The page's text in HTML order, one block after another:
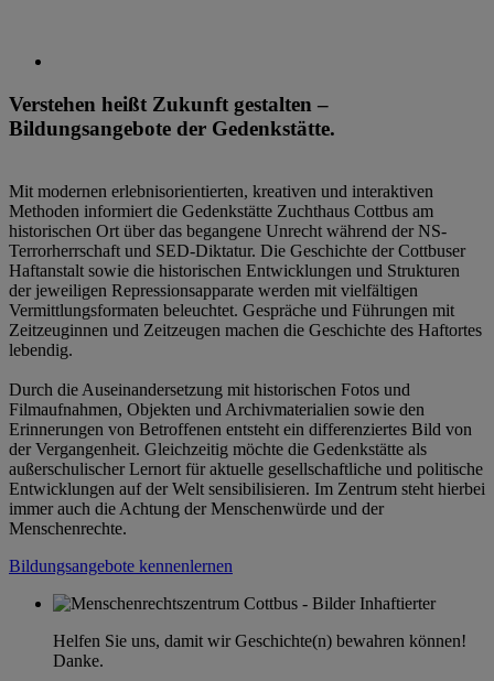
Verstehen heißt Zukunft gestalten –
Bildungsangebote der Gedenkstätte.
Mit modernen erlebnisorientierten, kreativen und interaktiven
Methoden informiert die Gedenkstätte Zuchthaus Cottbus am
historischen Ort über das begangene Unrecht während der NS-
Terrorherrschaft und SED-Diktatur. Die Geschichte der Cottbuser
Haftanstalt sowie die historischen Entwicklungen und Strukturen
der jeweiligen Repressionsapparate werden mit vielfältigen
Vermittlungsformaten beleuchtet. Gespräche und Führungen mit
Zeitzeuginnen und Zeitzeugen machen die Geschichte des Haftortes
lebendig.
Durch die Auseinandersetzung mit historischen Fotos und
Filmaufnahmen, Objekten und Archivmaterialien sowie den
Erinnerungen von Betroffenen entsteht ein differenziertes Bild von
der Vergangenheit. Gleichzeitig möchte die Gedenkstätte als
außerschulischer Lernort für aktuelle gesellschaftliche und politische
Entwicklungen auf der Welt sensibilisieren. Im Zentrum steht hierbei
immer auch die Achtung der Menschenwürde und der
Menschenrechte.
Bildungsangebote kennenlernen
Helfen Sie uns, damit wir Geschichte(n) bewahren können!
Danke.